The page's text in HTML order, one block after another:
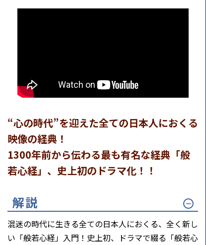
“心の時代”を迎えた全ての日本人におくる
映像の経典！
1300年前から伝わる最も有名な経典「般
若心経」、史上初のドラマ化！！
解説
混迷の時代に生きる全ての日本人におくる、全く新し
い「般若心経」入門！史上初、ドラマで綴る「般若心